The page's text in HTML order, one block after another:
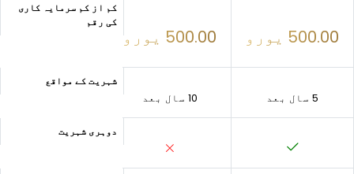
کم از کم سرمایہ کاری
کی رقم
500.00 یورو 500.00 یورو
شہریت کے مواقع
5 سال بعد 10 سال بعد
دوہری شہریت